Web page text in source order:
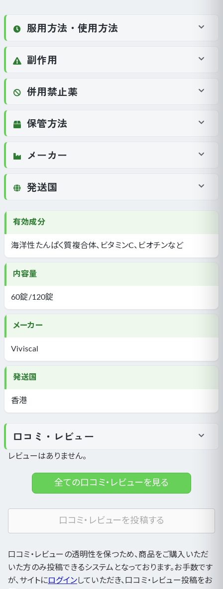
服用方法・使用方法
副作用
併用禁止薬
保管方法
メーカー
発送国
有効成分
海洋性たんぱく質複合体、ビタミンC、ビオチンなど
内容量
60錠/120錠
メーカー
Viviscal
発送国
香港
口コミ・レビュー
レビューはありません。
全ての口コミ・レビューを見る
口コミ・レビューを投稿する
口コミ・レビューの透明性を保つため、商品をご購入いただ
いた方のみ投稿できるシステムとなっております。お手数です
が、サイトにログインしていただき、口コミ・レビュー投稿をお